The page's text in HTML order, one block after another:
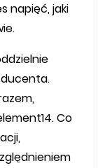
napięć, jaki
Co